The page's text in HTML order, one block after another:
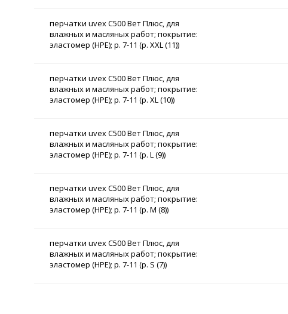
перчатки uvex С500 Вет Плюс, для
влажных и масляных работ; покрытие:
эластомер (HPE); р. 7-11 (р. XXL (11))
перчатки uvex С500 Вет Плюс, для
влажных и масляных работ; покрытие:
эластомер (HPE); р. 7-11 (р. XL (10))
перчатки uvex С500 Вет Плюс, для
влажных и масляных работ; покрытие:
эластомер (HPE); р. 7-11 (р. L (9))
перчатки uvex С500 Вет Плюс, для
влажных и масляных работ; покрытие:
эластомер (HPE); р. 7-11 (р. M (8))
перчатки uvex С500 Вет Плюс, для
влажных и масляных работ; покрытие:
эластомер (HPE); р. 7-11 (р. S (7))